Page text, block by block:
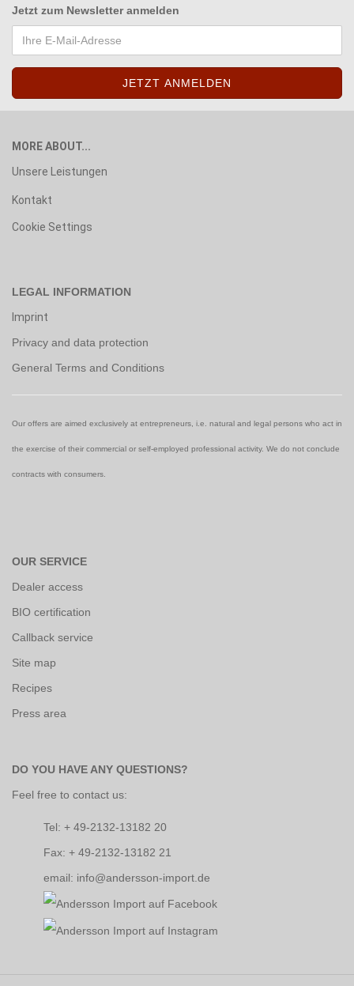
Jetzt zum Newsletter anmelden
MORE ABOUT...
Unsere Leistungen
Kontakt
Cookie Settings
LEGAL INFORMATION
Imprint
Privacy and data protection
General Terms and Conditions
Our offers are aimed exclusively at entrepreneurs, i.e. natural and legal persons who act in
the exercise of their commercial or self-employed professional activity. We do not conclude
contracts with consumers.
OUR SERVICE
Dealer access
BIO certification
Callback service
Site map
Recipes
Press area
DO YOU HAVE ANY QUESTIONS?
Feel free to contact us:
Tel: + 49-2132-13182 20
Fax: + 49-2132-13182 21
email: info@andersson-import.de